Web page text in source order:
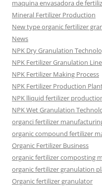
maquina envasadora de
Mineral Fertilizer Production
New type organic fertilizer
News
NPK Dry Granulation
NPK Fertilizer Granulation Line
NPK Fertilizer Making Process
NPK Fertilizer Production
NPK lliquid fertilizer
NPK Wet Granulation
organci fertilizer
organic compound fertilizer
Organic Fertilizer Business
organic fertilizer composting
organic fertilizer granulation
Organic fertilizer granulator